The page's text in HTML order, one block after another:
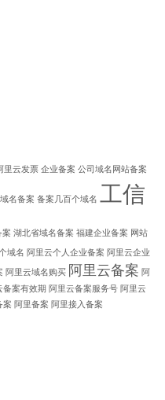
里云发票 企业备案 公司域名网站备案
域名备案 备案几百个域名 工信
案 湖北省域名备案 福建企业备案 网站
域名 阿里云个人企业备案 阿里云企业
阿里云域名购买 阿里云备案 阿
备案有效期 阿里云备案服务号 阿里云
案 阿里备案 阿里接入备案